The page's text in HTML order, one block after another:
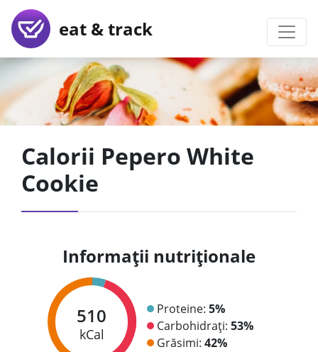
eat & track
Calorii Pepero White
Cookie
Informații nutriționale
510
kCal
Proteine: 5%
Carbohidrați: 53%
Grăsimi: 42%